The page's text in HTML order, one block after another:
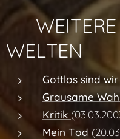
✨
WELTEN
Gottlos sind
Grausame
Kritik
Mein Tod